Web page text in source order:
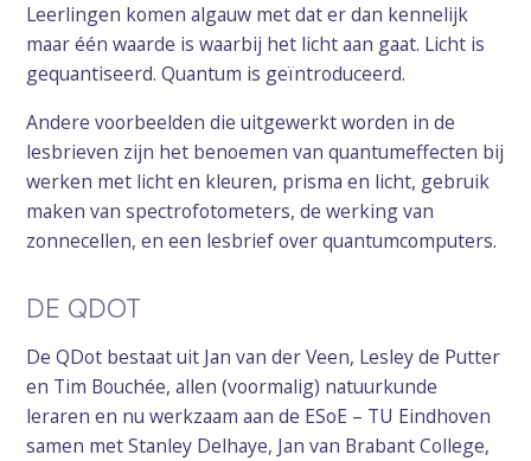
Leerlingen komen algauw met dat er dan kennelijk
maar één waarde is waarbij het licht aan gaat. Licht is
gequantiseerd. Quantum is geïntroduceerd.
Andere voorbeelden die uitgewerkt worden in de
lesbrieven zijn het benoemen van quantumeffecten bij
werken met licht en kleuren, prisma en licht, gebruik
maken van spectrofotometers, de werking van
zonnecellen, en een lesbrief over quantumcomputers.
DE QDOT
De QDot bestaat uit Jan van der Veen, Lesley de Putter
en Tim Bouchée, allen (voormalig) natuurkunde
leraren en nu werkzaam aan de ESoE – TU Eindhoven
samen met Stanley Delhaye, Jan van Brabant College,